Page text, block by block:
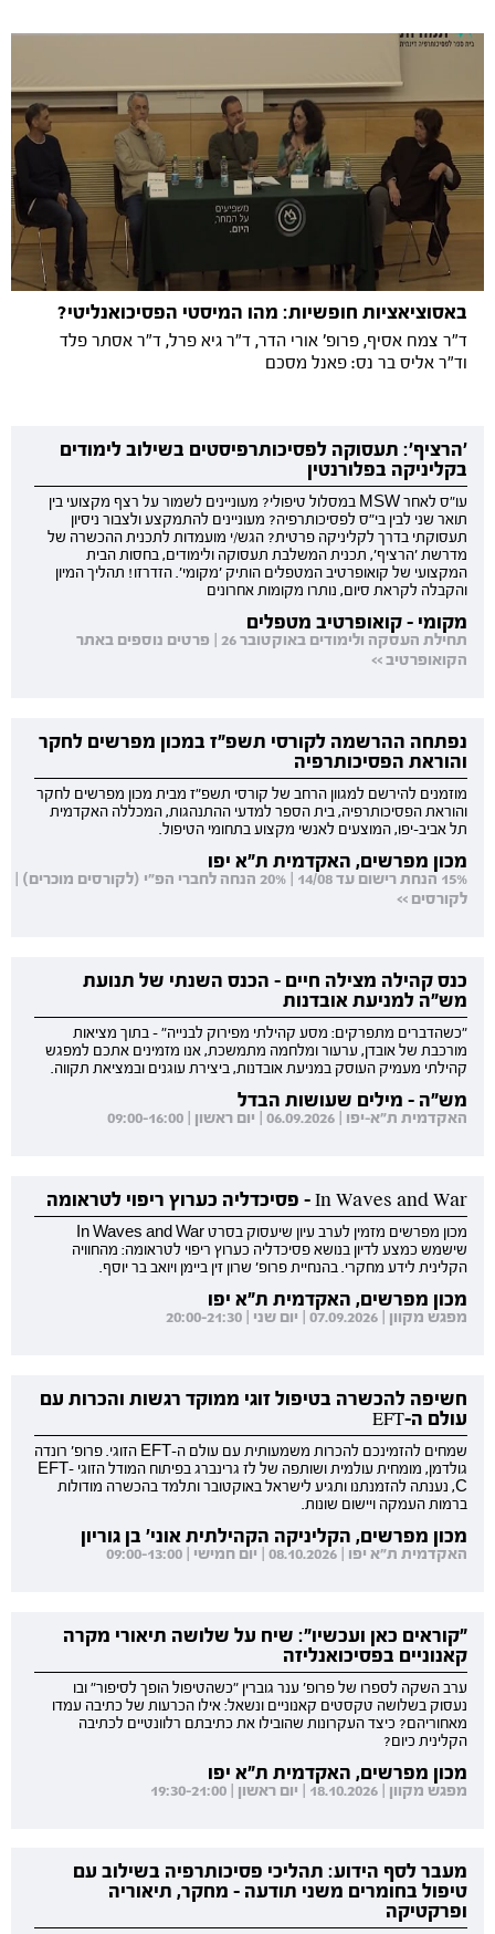
באסוציאציות חופשיות: מהו המיסטי הפסיכואנליטי?
ד"ר צמח אסיף, פרופ' אורי הדר, ד"ר גיא פרל, ד"ר אסתר פלד
וד"ר אליס בר נס: פאנל מסכם
'הרציף': תעסוקה לפסיכותרפיסטים בשילוב לימודים
בקליניקה בפלורנטין
עו"ס לאחר MSW במסלול טיפולי? מעוניינים לשמור על רצף מקצועי בין
תואר שני לבין בי"ס לפסיכותרפיה? מעוניינים להתמקצע ולצבור ניסיון
תעסוקתי בדרך לקליניקה פרטית? הגש/י מועמדות לתכנית ההכשרה של
מדרשת 'הרציף', תכנית המשלבת תעסוקה ולימודים, בחסות הבית
המקצועי של קואופרטיב המטפלים הותיק 'מקומי'. הזדרזו! תהליך המיון
והקבלה לקראת סיום, נותרו מקומות אחרונים
מקומי - קואופרטיב מטפלים
תחילת העסקה ולימודים באוקטובר 26 | פרטים נוספים באתר
הקואופרטיב >>
נפתחה ההרשמה לקורסי תשפ"ז במכון מפרשים לחקר
והוראת הפסיכותרפיה
מוזמנים להירשם למגוון הרחב של קורסי תשפ"ז מבית מכון מפרשים לחקר
והוראת הפסיכותרפיה, בית הספר למדעי ההתנהגות, המכללה האקדמית
תל אביב-יפו, המוצעים לאנשי מקצוע בתחומי הטיפול.
מכון מפרשים, האקדמית ת"א יפו
15% הנחת רישום עד 14/08 | 20% הנחה לחברי הפ"י (לקורסים מוכרים) |
לקורסים >>
כנס קהילה מצילה חיים - הכנס השנתי של תנועת
מש"ה למניעת אובדנות
"כשהדברים מתפרקים: מסע קהילתי מפירוק לבנייה" - בתוך מציאות
מורכבת של אובדן, ערעור ומלחמה מתמשכת, אנו מזמינים אתכם למפגש
קהילתי מעמיק העוסק במניעת אובדנות, ביצירת עוגנים ובמציאת תקווה.
מש"ה - מילים שעושות הבדל
האקדמית ת"א-יפו | 06.09.2026 | יום ראשון | 09:00-16:00
In Waves and War - פסיכדליה כערוץ ריפוי לטראומה
מכון מפרשים מזמין לערב עיון שיעסוק בסרט In Waves and War
שישמש כמצע לדיון בנושא פסיכדליה כערוץ ריפוי לטראומה: מהחוויה
הקלינית לידע מחקרי. בהנחיית פרופ' שרון זין ביימן ויואב בר יוסף.
מכון מפרשים, האקדמית ת"א יפו
מפגש מקוון | 07.09.2026 | יום שני | 20:00-21:30
חשיפה להכשרה בטיפול זוגי ממוקד רגשות והכרות עם
עולם ה-EFT
שמחים להזמינכם להכרות משמעותית עם עולם ה-EFT הזוגי. פרופ' רונדה
גולדמן, מומחית עולמית ושותפה של לז גרינברג בפיתוח המודל הזוגי EFT-
C, נענתה להזמנתנו ותגיע לישראל באוקטובר ותלמד בהכשרה מודולות
ברמות העמקה ויישום שונות.
מכון מפרשים, הקליניקה הקהילתית אוני' בן גוריון
האקדמית ת"א יפו | 08.10.2026 | יום חמישי | 09:00-13:00
"קוראים כאן ועכשיו": שיח על שלושה תיאורי מקרה
קאנוניים בפסיכואנליזה
ערב השקה לספרו של פרופ' ענר גוברין "כשהטיפול הופך לסיפור" ובו
נעסוק בשלושה טקסטים קאנוניים ונשאל: אילו הכרעות של כתיבה עמדו
מאחוריהם? כיצד העקרונות שהובילו את כתיבתם רלוונטיים לכתיבה
הקלינית כיום?
מכון מפרשים, האקדמית ת"א יפו
מפגש מקוון | 18.10.2026 | יום ראשון | 19:30-21:00
מעבר לסף הידוע: תהליכי פסיכותרפיה בשילוב עם
טיפול בחומרים משני תודעה - מחקר, תיאוריה
ופרקטיקה